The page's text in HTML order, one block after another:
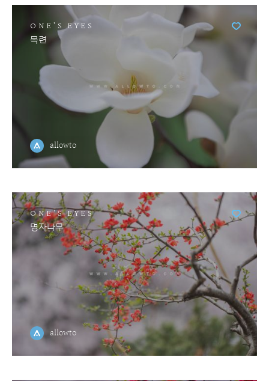
ONE'S EYES
목련
allowto
ONE'S EYES
명자나무
allowto